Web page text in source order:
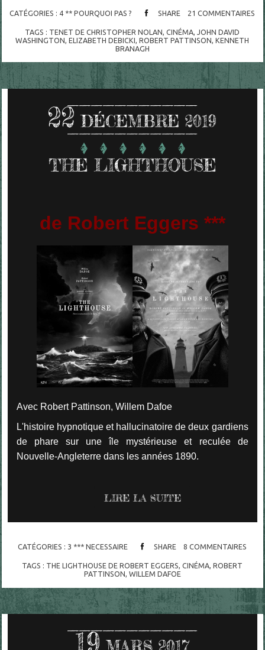
CATÉGORIES : 4 ** POURQUOI PAS ? SHARE 21 COMMENTAIRES
TAGS : TENET DE CHRISTOPHER NOLAN,CINÉMA,JOHN DAVID
WASHINGTON,ELIZABETH DEBICKI,ROBERT PATTINSON,KENNETH
BRANAGH
22 DÉCEMBRE 2019
THE LIGHTHOUSE
de Robert Eggers ***
Avec Robert Pattinson, Willem Dafoe
L'histoire hypnotique et hallucinatoire de deux gardiens
de phare sur une île mystérieuse et reculée de
Nouvelle-Angleterre dans les années 1890.
LIRE LA SUITE
CATÉGORIES : 3 *** NECESSAIRE SHARE 8 COMMENTAIRES
TAGS : THE LIGHTHOUSE DE ROBERT EGGERS,CINÉMA,ROBERT
PATTINSON, WILLEM DAFOE
19